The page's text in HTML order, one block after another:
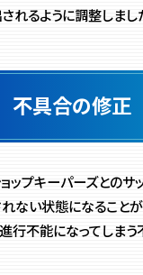
れるように調整しまし
不具合の修正
プキーパーズとのサ
ない状態になること
行不能になってしま